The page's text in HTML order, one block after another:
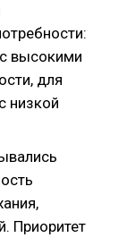
высокими
для
низкой
Приоритет